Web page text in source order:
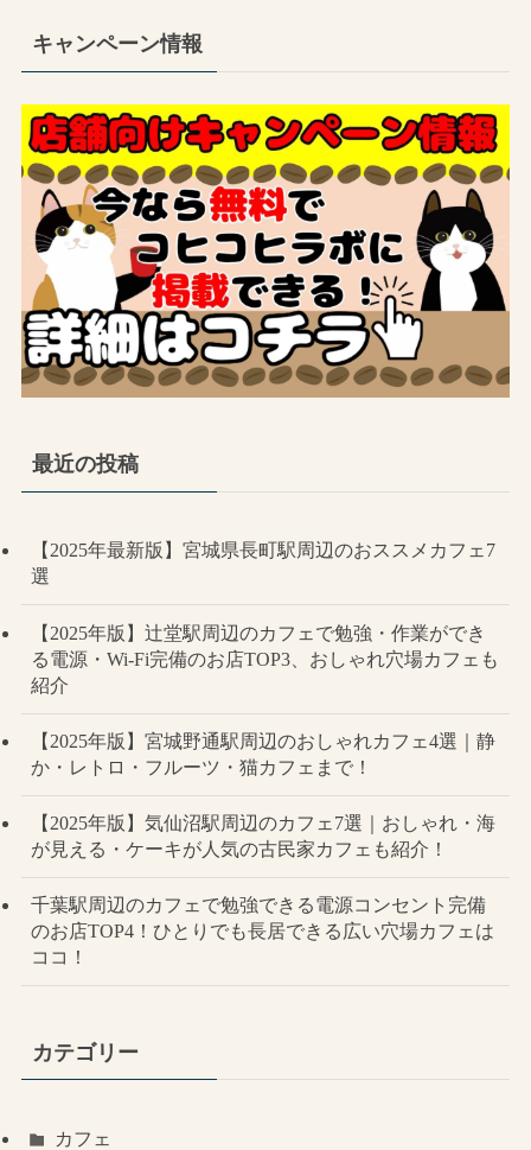
キャンペーン情報
最近の投稿
【2025年最新版】宮城県長町駅周辺のおススメカフェ7
選
【2025年版】辻堂駅周辺のカフェで勉強・作業ができ
る電源・Wi-Fi完備のお店TOP3、おしゃれ穴場カフェも
紹介
【2025年版】宮城野通駅周辺のおしゃれカフェ4選｜静
か・レトロ・フルーツ・猫カフェまで！
【2025年版】気仙沼駅周辺のカフェ7選｜おしゃれ・海
が見える・ケーキが人気の古民家カフェも紹介！
千葉駅周辺のカフェで勉強できる電源コンセント完備
のお店TOP4！ひとりでも長居できる広い穴場カフェは
ココ！
カテゴリー
カフェ